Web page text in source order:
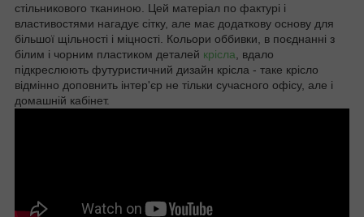
стільникового тканиною. Цей матеріал по фактурі і
властивостями нагадує сітку, але має додаткову основу для
більшої щільності і міцності. Кольори оббивки, в поєднанні з
білим і чорним пластиком деталей крісла , вдало
підкреслюють футуристичний дизайн крісла - таке крісло
відмінно доповнить інтер'єр не тільки сучасного офісу, але і
домашній кабінет.